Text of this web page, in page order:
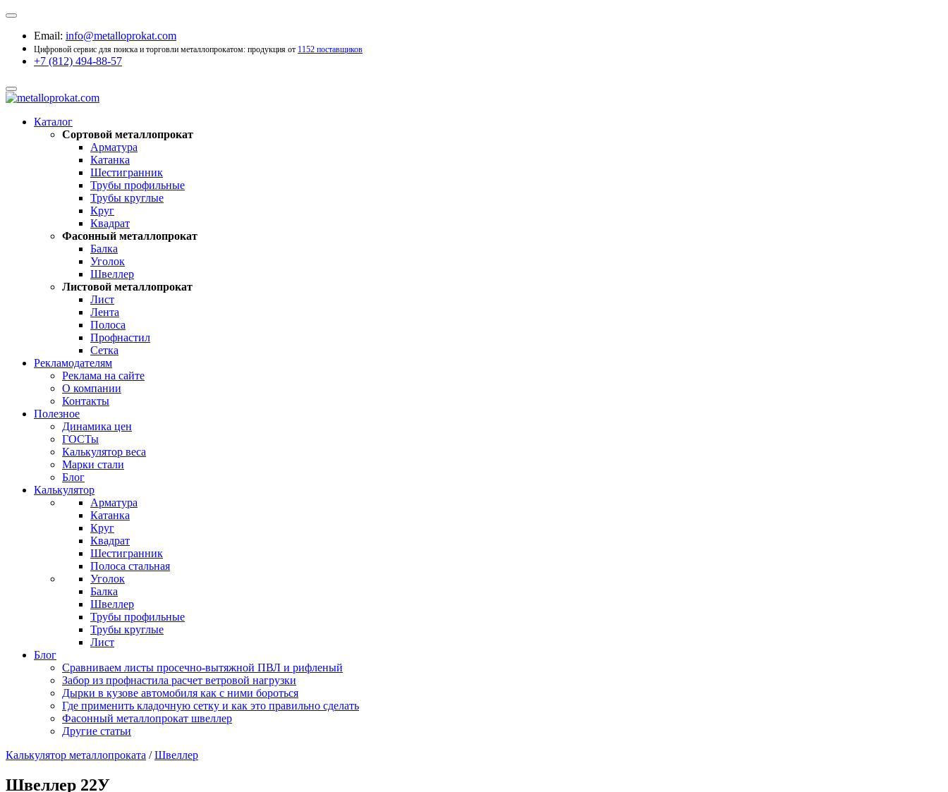
Email: info@metalloprokat.com
Цифровой сервис для поиска и торговли металлопрокатом: продукция от 1152 поставщиков
+7 (812) 494-88-57
Каталог
Сортовой металлопрокат
Арматура
Катанка
Шестигранник
Трубы профильные
Трубы круглые
Круг
Квадрат
Фасонный металлопрокат
Балка
Уголок
Швеллер
Листовой металлопрокат
Лист
Лента
Полоса
Профнастил
Сетка
Рекламодателям
Реклама на сайте
О компании
Контакты
Полезное
Динамика цен
ГОСТы
Калькулятор веса
Марки стали
Блог
Калькулятор
Арматура
Катанка
Круг
Квадрат
Шестигранник
Полоса стальная
Уголок
Балка
Швеллер
Трубы профильные
Трубы круглые
Лист
Блог
Сравниваем листы просечно-вытяжной ПВЛ и рифленый
Забор из профнастила расчет ветровой нагрузки
Дырки в кузове автомобиля как с ними бороться
Где применить кладочную сетку и как это правильно сделать
Фасонный металлопрокат швеллер
Другие статьи
Калькулятор металлопроката /Швеллер
Швеллер 22У